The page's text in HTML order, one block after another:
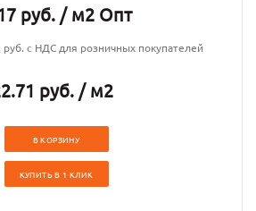
руб. / м2 Опт
с НДС для розничных покупателей
руб. / м2
В КОРЗИНУ
КУПИТЬ В 1 КЛИК